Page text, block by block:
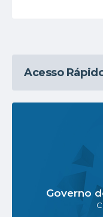
Acesso
Governo